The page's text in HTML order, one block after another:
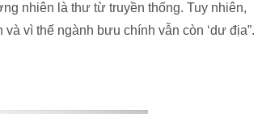
nhiên là thư từ truyền thống. Tuy nhiên,
vì thế ngành bưu chính vẫn còn ‘dư địa”.